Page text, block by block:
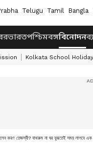
Telugu Tamil Bangla
ভারতপশ্চিমবঙ্গবিনোদন
Kolkata School Holiday
করণ তেজস্বী? বাথরুম না ঘর বুঝতেই সময় লাগবে এক